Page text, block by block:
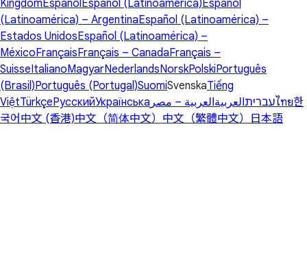
KingdomEspañolEspañol (Latinoamérica)Español
(Latinoamérica) – ArgentinaEspañol (Latinoamérica) –
Estados UnidosEspañol (Latinoamérica) –
MéxicoFrançaisFrançais – CanadaFrançais –
SuisseItalianoMagyarNederlandsNorskPolskiPortuguês
(Brasil)Português (Portugal)SuomiSvenskaTiếng
ViệtTürkçeРусскийУкраїнська עבריתالعربيةالعربية – مصر ไทย한
국어 中文 (香港)中文（简体中文） 中文（繁體中文） 日本語